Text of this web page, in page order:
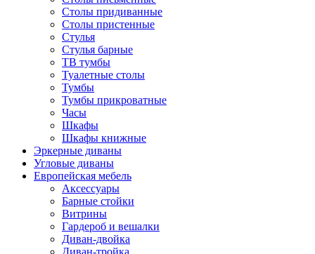
Столы придиванные
Столы пристенные
Стулья
Стулья барные
ТВ тумбы
Туалетные столы
Тумбы
Тумбы прикроватные
Часы
Шкафы
Шкафы книжные
Эркерные диваны
Угловые диваны
Европейская мебель
Аксессуары
Барные стойки
Витрины
Гардероб и вешалки
Диван-двойка
Диван-тройка